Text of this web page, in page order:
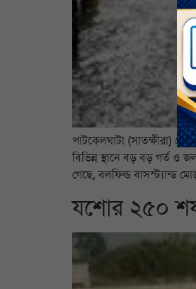
পাটকেলঘাটা (সাতক্ষীরা)
বিভিন্ন স্থানে বড় বড় গর্ত ও
গেছে, বলফিল্ড বাসস্ট্যান্ড
যশোর ২৫০